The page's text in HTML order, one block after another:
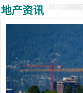
地产资讯